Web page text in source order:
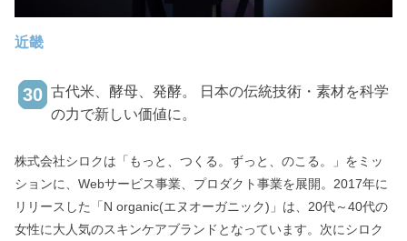
近畿
30 古代米、酵母、発酵。 日本の伝統技術・素材を科学
の力で新しい価値に。
株式会社シロクは「もっと、つくる。ずっと、のこる。」をミッ
ションに、Webサービス事業、プロダクト事業を展開。2017年に
リリースした「N organic(エヌオーガニック)」は、20代～40代の
女性に大人気のスキンケアブランドとなっています。次にシロク